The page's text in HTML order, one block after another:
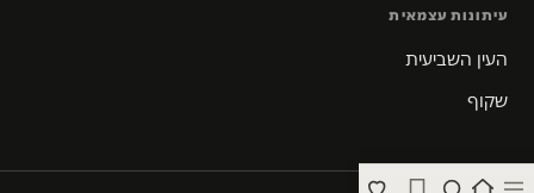
עיתונות עצמאית
העין השביעית
שקוף